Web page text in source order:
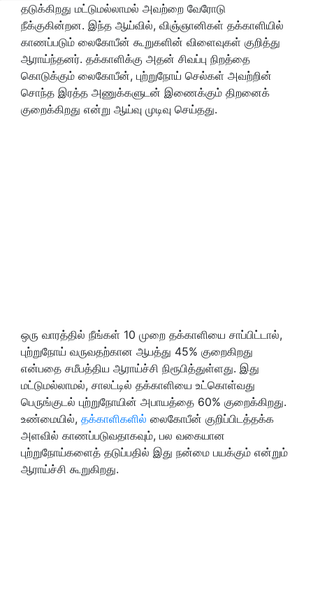
தடுக்கிறது மட்டுமல்லாமல் அவற்றை வேரோடு
நீக்குகின்றன. இந்த ஆய்வில், விஞ்ஞானிகள் தக்காளியில்
காணப்படும் லைகோபீன் கூறுகளின் விளைவுகள் குறித்து
ஆராய்ந்தனர். தக்காளிக்கு அதன் சிவப்பு நிறத்தை
கொடுக்கும் லைகோபீன், புற்றுநோய் செல்கள் அவற்றின்
சொந்த இரத்த அணுக்களுடன் இணைக்கும் திறனைக்
குறைக்கிறது என்று ஆய்வு முடிவு செய்தது.
ஒரு வாரத்தில் நீங்கள் 10 முறை தக்காளியை சாப்பிட்டால்,
புற்றுநோய் வருவதற்கான ஆபத்து 45% குறைகிறது
என்பதை சமீபத்திய ஆராய்ச்சி நிரூபித்துள்ளது. இது
மட்டுமல்லாமல், சாலட்டில் தக்காளியை உட்கொள்வது
பெருங்குடல் புற்றுநோயின் அபாயத்தை 60% குறைக்கிறது.
உண்மையில், தக்காளிகளில் லைகோபீன் குறிப்பிடத்தக்க
அளவில் காணப்படுவதாகவும், பல வகையான
புற்றுநோய்களைத் தடுப்பதில் இது நன்மை பயக்கும் என்றும்
ஆராய்ச்சி கூறுகிறது.